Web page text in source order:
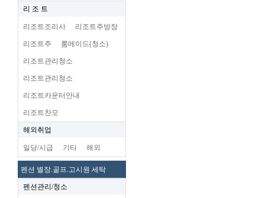
리 조 트
리조트조리사 리조트주방장
리조트주 룸메이드(청소)
리조트관리청소
리조트관리청소
리조트카운터안내
리조트찬모
해외취업
일당/시급 기타 해외
펜션 별장.골프.고시원 세탁
펜션관리/청소